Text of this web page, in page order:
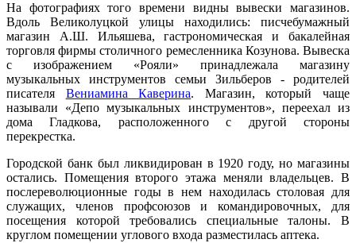
На фотографиях того времени видны вывески магазинов.
Вдоль Великолуцкой улицы находились: писчебумажный
магазин А.Ш. Ильяшева, гастрономическая и бакалейная
торговля фирмы столичного ремесленника Козунова. Вывеска
с изображением «Рояли» принадлежала магазину
музыкальных инструментов семьи Зильберов - родителей
писателя Вениамина Каверина. Магазин, который чаще
называли «Депо музыкальных инструментов», переехал из
дома Гладкова, расположенного с другой стороны
перекрестка.
Городской банк был ликвидирован в 1920 году, но магазины
остались. Помещения второго этажа меняли владельцев. В
послереволюционные годы в нем находилась столовая для
служащих, членов профсоюзов и командировочных, для
посещения которой требовались специальные талоны. В
круглом помещении углового входа разместилась аптека.